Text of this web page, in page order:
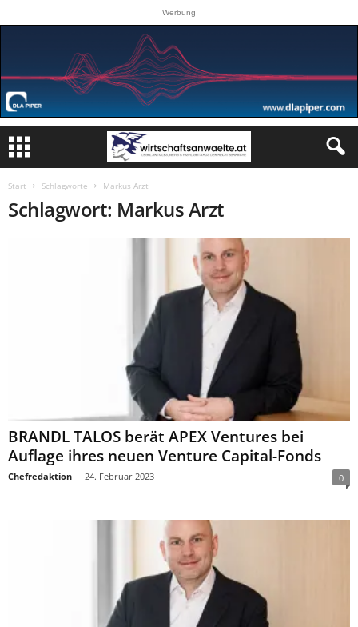
Werbung
Start Schlagworte Markus Arzt
Schlagwort: Markus Arzt
BRANDL TALOS berät APEX Ventures bei
Auflage ihres neuen Venture Capital-Fonds
Chefredaktion - 24. Februar 2023 0